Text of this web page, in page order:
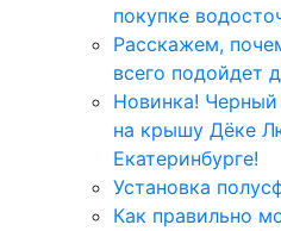
покупке
Расскажем,
всего подойдет
Новинка!
на крышу Дёке
Екатеринбурге!
Установка
Как правильно